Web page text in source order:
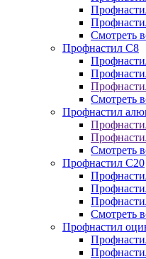
Смотреть
Профнастил C8
Смотреть
Профнастил
Смотреть
Профнастил C20
Смотреть
Профнастил